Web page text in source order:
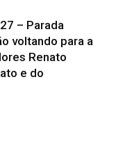
– Parada
voltando para a
Renato
e do